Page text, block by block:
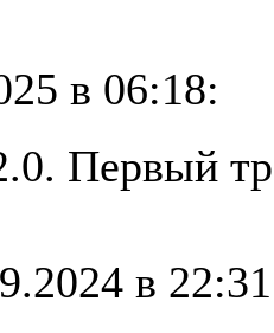
в 06:18:
Первый
в 22:31